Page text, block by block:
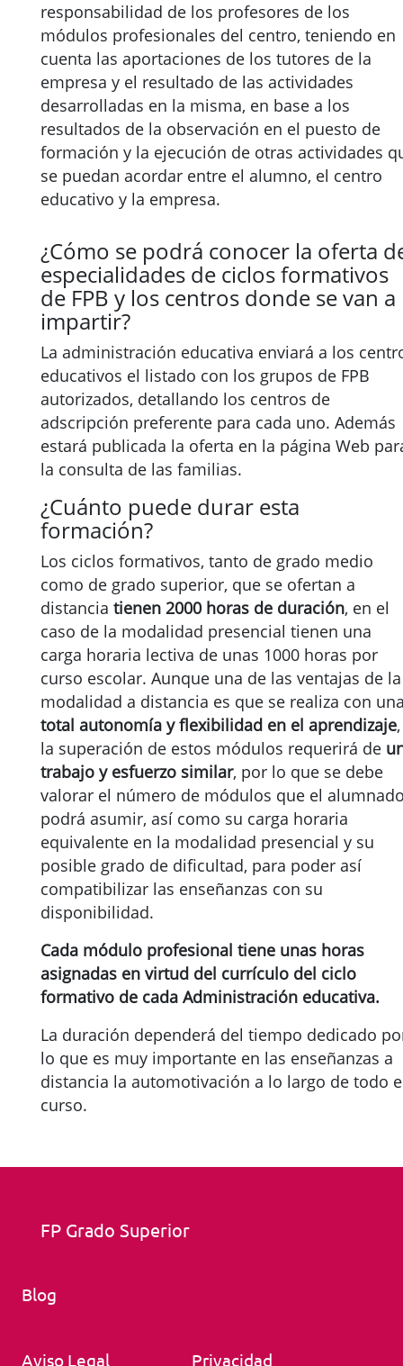
responsabilidad de los profesores de los
módulos profesionales del centro, teniendo en
cuenta las aportaciones de los tutores de la
empresa y el resultado de las actividades
desarrolladas en la misma, en base a los
resultados de la observación en el puesto de
formación y la ejecución de otras actividades
se puedan acordar entre el alumno, el centro
educativo y la empresa.
¿Cómo se podrá conocer la oferta
especialidades de ciclos formativos
de FPB y los centros donde se van a
impartir?
La administración educativa enviará a los
educativos el listado con los grupos de FPB
autorizados, detallando los centros de
adscripción preferente para cada uno. Además
estará publicada la oferta en la página Web
la consulta de las familias.
¿Cuánto puede durar esta
formación?
Los ciclos formativos, tanto de grado medio
como de grado superior, que se ofertan a
distancia tienen 2000 horas de duración, en el
caso de la modalidad presencial tienen una
carga horaria lectiva de unas 1000 horas por
curso escolar. Aunque una de las ventajas de la
modalidad a distancia es que se realiza con
total autonomía y flexibilidad en el aprendizaje,
la superación de estos módulos requerirá de
trabajo y esfuerzo similar, por lo que se debe
valorar el número de módulos que el
podrá asumir, así como su carga horaria
equivalente en la modalidad presencial y su
posible grado de dificultad, para poder así
compatibilizar las enseñanzas con su
disponibilidad.
Cada módulo profesional tiene unas horas
asignadas en virtud del currículo del ciclo
formativo de cada Administración educativa.
La duración dependerá del tiempo dedicado
lo que es muy importante en las enseñanzas a
distancia la automotivación a lo largo de todo
curso.
FP Grado Superior
Blog
Aviso Legal Privacidad